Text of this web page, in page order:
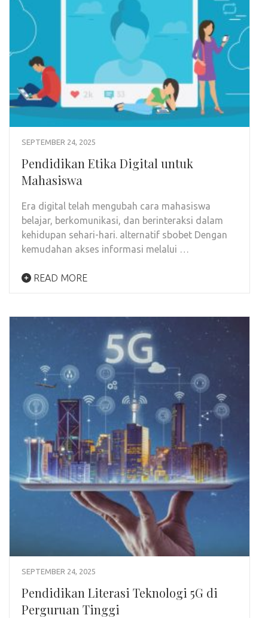
SEPTEMBER 24, 2025
Pendidikan Etika Digital untuk
Mahasiswa
Era digital telah mengubah cara mahasiswa
belajar, berkomunikasi, dan berinteraksi dalam
kehidupan sehari-hari. alternatif sbobet Dengan
kemudahan akses informasi melalui …
READ MORE
SEPTEMBER 24, 2025
Pendidikan Literasi Teknologi 5G di
Perguruan Tinggi